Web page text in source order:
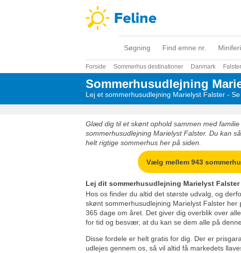
Søgning Find emne nr.
Forside Sommerhus destinationer Danmark Falster
Sommerhusudlejning
Lej et sommerhusudlejning Marielyst Falster -
Glæd dig til et skønt ophold sammen med
sommerhusudlejning Marielyst Falster. Du kan
helt rigtige sommerhus her på siden.
Vælg mellem 943
Lej dit sommerhusudlejning Marielyst Falster
Hos os finder du altid det største udvalg, og
skønt sommerhusudlejning Marielyst Falster her
365 dage om året. Det giver dig overblik over
for tid og besvær, at du kan se dem alle på
Disse fordele er helt gratis for dig. Der er
udlejes gennem os, så vil altid få markedets